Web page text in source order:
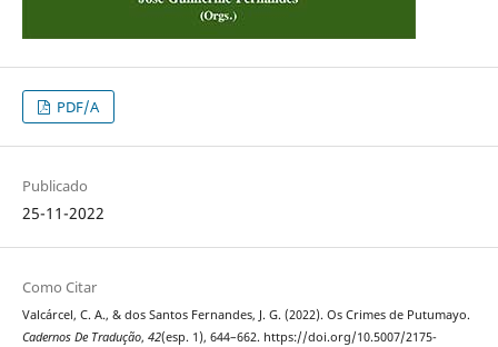
PDF/A
Publicado
25-11-2022
Como Citar
Valcárcel, C. A., & dos Santos Fernandes, J. G. (2022). Os Crimes de Putumayo.
Cadernos De Tradução, 42(esp. 1), 644–662. https://doi.org/10.5007/2175-